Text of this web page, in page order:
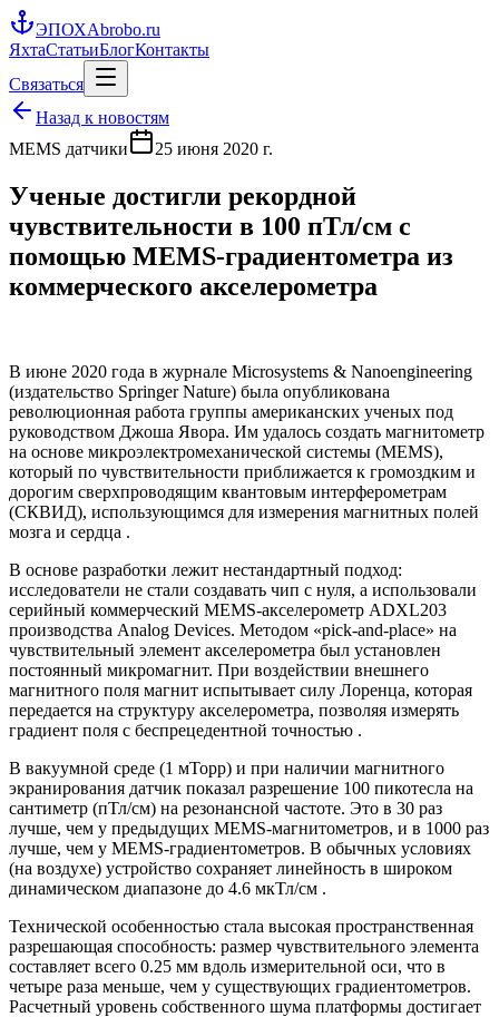
ЭПОХАbrobo.ru
ЯхтаСтатьиБлогКонтакты
Связаться
Назад к новостям
MEMS датчики
25 июня 2020 г.
Ученые достигли рекордной
чувствительности в 100 пТл/см с
помощью MEMS-градиентометра из
коммерческого акселерометра
В июне 2020 года в журнале Microsystems & Nanoengineering
(издательство Springer Nature) была опубликована
революционная работа группы американских ученых под
руководством Джоша Явора. Им удалось создать магнитометр
на основе микроэлектромеханической системы (MEMS),
который по чувствительности приближается к громоздким и
дорогим сверхпроводящим квантовым интерферометрам
(СКВИД), использующимся для измерения магнитных полей
мозга и сердца .
В основе разработки лежит нестандартный подход:
исследователи не стали создавать чип с нуля, а использовали
серийный коммерческий MEMS-акселерометр ADXL203
производства Analog Devices. Методом «pick-and-place» на
чувствительный элемент акселерометра был установлен
постоянный микромагнит. При воздействии внешнего
магнитного поля магнит испытывает силу Лоренца, которая
передается на структуру акселерометра, позволяя измерять
градиент поля с беспрецедентной точностью .
В вакуумной среде (1 мТорр) и при наличии магнитного
экранирования датчик показал разрешение 100 пикотесла на
сантиметр (пТл/см) на резонансной частоте. Это в 30 раз
лучше, чем у предыдущих MEMS-магнитометров, и в 1000 раз
лучше, чем у MEMS-градиентометров. В обычных условиях
(на воздухе) устройство сохраняет линейность в широком
динамическом диапазоне до 4.6 мкТл/см .
Технической особенностью стала высокая пространственная
разрешающая способность: размер чувствительного элемента
составляет всего 0.25 мм вдоль измерительной оси, что в
четыре раза меньше, чем у существующих градиентометров.
Расчетный уровень собственного шума платформы достигает